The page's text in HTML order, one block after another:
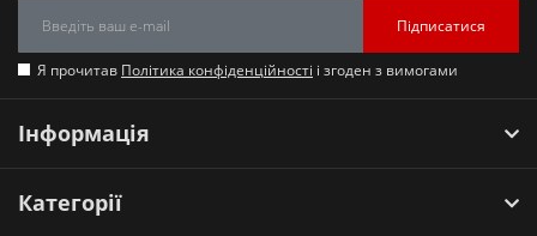
Підписатися
Я прочитав Політика конфіденційності і згоден з вимогами
Інформація
Категорії